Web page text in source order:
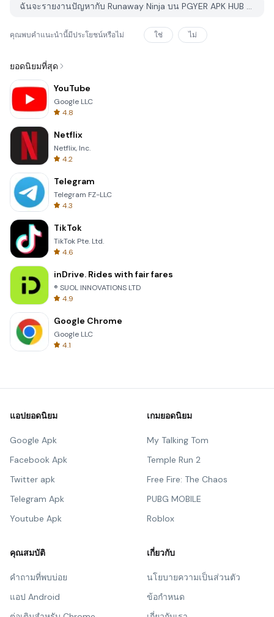
ฉันจะรายงานปัญหากับ Runaway Ninja บน PGYER APK HUB ได้อย่างไร?
คุณพบคำแนะนำนี้มีประโยชน์หรือไม่ ใช่ ไม่
ยอดนิยมที่สุด
YouTube
Google LLC
4.8
Netflix
Netflix, Inc.
4.2
Telegram
Telegram FZ-LLC
4.3
TikTok
TikTok Pte. Ltd.
4.6
inDrive. Rides with fair fares
® SUOL INNOVATIONS LTD
4.9
Google Chrome
Google LLC
4.1
แอปยอดนิยม
Google Apk
Facebook Apk
Twitter apk
Telegram Apk
Youtube Apk
เกมยอดนิยม
My Talking Tom
Temple Run 2
Free Fire: The Chaos
PUBG MOBILE
Roblox
คุณสมบัติ
คำถามที่พบบ่อย
แอป Android
เกี่ยวกับ
นโยบายความเป็นส่วนตัว
ข้อกำหนด